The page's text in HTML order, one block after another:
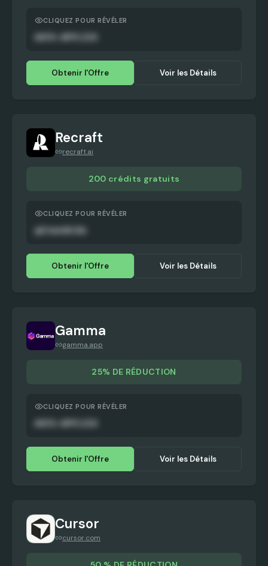
CLIQUEZ POUR RÉVÉLER
Obtenir l'Offre Voir les Détails
Recraft
recraft.ai
200 crédits gratuits
CLIQUEZ POUR RÉVÉLER
qECmoG0iXn
Obtenir l'Offre Voir les Détails
Gamma
gamma.app
25% DE RÉDUCTION
CLIQUEZ POUR RÉVÉLER
Obtenir l'Offre Voir les Détails
Cursor
cursor.com